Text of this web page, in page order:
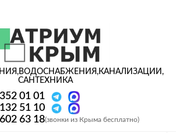
ВОДОСНАБЖЕНИЯ,КАНАЛИЗАЦИИ,
САНТЕХНИКА
01 01
51 10
63 18(звонки из Крыма бесплатно)